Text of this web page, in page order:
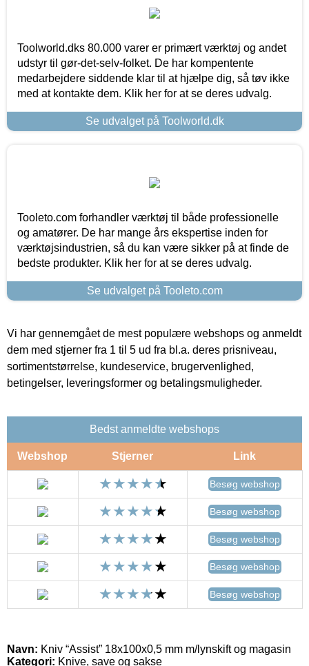
Toolworld.dks 80.000 varer er primært værktøj og andet
udstyr til gør-det-selv-folket. De har kompentente
medarbejdere siddende klar til at hjælpe dig, så tøv ikke
med at kontakte dem. Klik her for at se deres udvalg.
Se udvalget på Toolworld.dk
Tooleto.com forhandler værktøj til både professionelle
og amatører. De har mange års ekspertise inden for
værktøjsindustrien, så du kan være sikker på at finde de
bedste produkter. Klik her for at se deres udvalg.
Se udvalget på Tooleto.com
Vi har gennemgået de mest populære webshops og anmeldt
dem med stjerner fra 1 til 5 ud fra bl.a. deres prisniveau,
sortimentstørrelse, kundeservice, brugervenlighed,
betingelser, leveringsformer og betalingsmuligheder.
Bedst anmeldte webshops
Webshop Stjerner Link
Besøg webshop
Besøg webshop
Besøg webshop
Besøg webshop
Besøg webshop
Navn: Kniv “Assist” 18x100x0,5 mm m/lynskift og magasin
Kategori: Knive, save og sakse